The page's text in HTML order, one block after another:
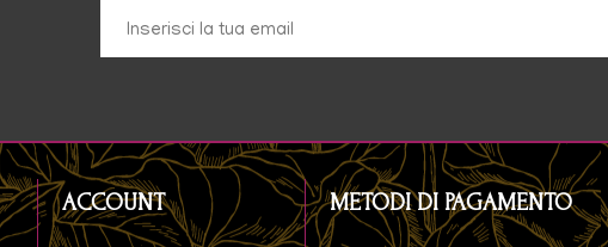
ACCOUNT METODI DI PAGAMENTO